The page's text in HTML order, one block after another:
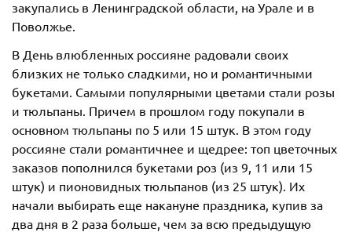
закупались в Ленинградской области, на Урале и в
Поволжье.
В День влюбленных россияне радовали своих
близких не только сладкими, но и романтичными
букетами. Самыми популярными цветами стали розы
и тюльпаны. Причем в прошлом году покупали в
основном тюльпаны по 5 или 15 штук. В этом году
россияне стали романтичнее и щедрее: топ цветочных
заказов пополнился букетами роз (из 9, 11 или 15
штук) и пионовидных тюльпанов (из 25 штук). Их
начали выбирать еще накануне праздника, купив за
два дня в 2 раза больше, чем за всю предыдущую